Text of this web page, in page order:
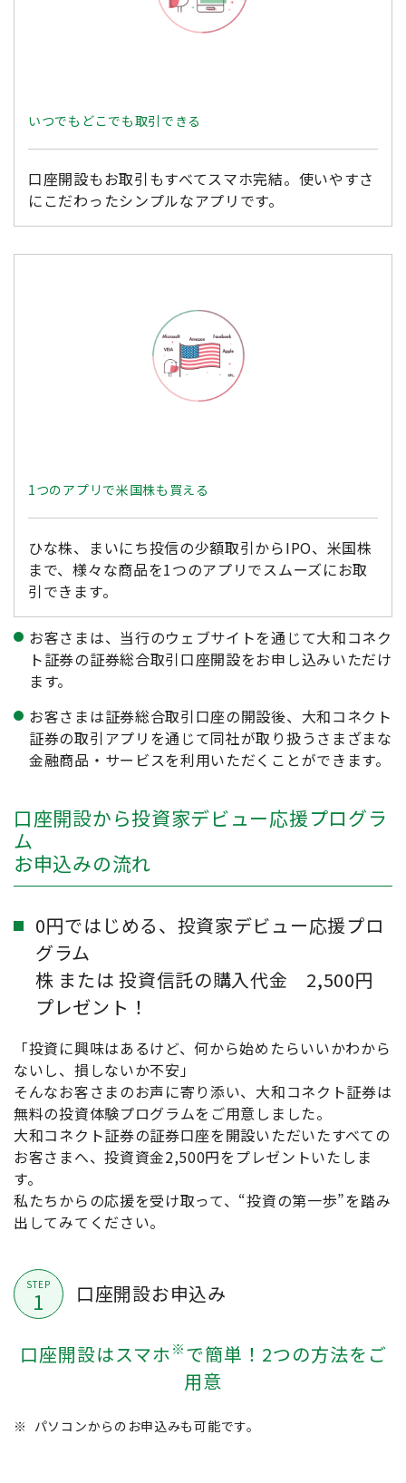
いつでもどこでも取引できる
口座開設もお取引もすべてスマホ完結。使いやすさ
にこだわったシンプルなアプリです。
1つのアプリで米国株も買える
ひな株、まいにち投信の少額取引からIPO、米国株
まで、様々な商品を1つのアプリでスムーズにお取
引できます。
お客さまは、当行のウェブサイトを通じて大和コネク
ト証券の証券総合取引口座開設をお申し込みいただけ
ます。
お客さまは証券総合取引口座の開設後、大和コネクト
証券の取引アプリを通じて同社が取り扱うさまざまな
金融商品・サービスを利用いただくことができます。
口座開設から投資家デビュー応援プログラ
ム
お申込みの流れ
0円ではじめる、投資家デビュー応援プロ
グラム
株 または 投資信託の購入代金 2,500円
プレゼント！
「投資に興味はあるけど、何から始めたらいいかわから
ないし、損しないか不安」
そんなお客さまのお声に寄り添い、大和コネクト証券は
無料の投資体験プログラムをご用意しました。
大和コネクト証券の証券口座を開設いただいたすべての
お客さまへ、投資資金2,500円をプレゼントいたしま
す。
私たちからの応援を受け取って、“投資の第一歩”を踏み
出してみてください。
STEP
1 口座開設お申込み
口座開設はスマホ※で簡単！2つの方法をご
用意
※ パソコンからのお申込みも可能です。